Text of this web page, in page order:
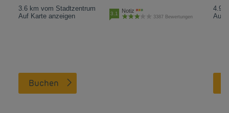
3.6 km vom Stadtzentrum
Auf Karte anzeigen
3.1 Notiz
3387 Bewertungen
Buchen
4.9
Auf